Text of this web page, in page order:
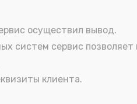
осуществил вывод.
систем сервис
клиента.